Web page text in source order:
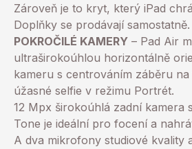
Zároveň je to kryt, který iPad
Doplňky se prodávají samostatně.
POKROČILÉ KAMERY – Pad Air
ultraširokoúhlou horizontálně
kameru s centrováním záběru
úžasné selfie v režimu Portrét.
12 Mpx širokoúhlá zadní kamera
Tone je ideální pro focení a
A dva mikrofony studiové kvality